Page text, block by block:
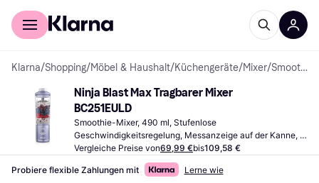
Für Shopper
Klarna/Shopping/Möbel & Haushalt/Küchengeräte/Mixer/ Smoothie-Mixer
Ninja Blast Max Tragbarer Mixer
BC251EULD
Smoothie-Mixer, 490 ml, Stufenlose
Geschwindigkeitsregelung, Messanzeige auf der Kanne,
Eiszerkleinerer, BPA-frei, Spülmaschinenfeste Teile
Vergleiche Preise von69,99 €bis109,58 €
Probiere flexible Zahlungen mit Lerne wie